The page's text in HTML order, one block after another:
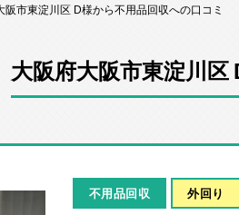
阪市東淀川区 D様から不用品回収への口コミ
大阪府大阪市東淀川
不用品回収 外回り